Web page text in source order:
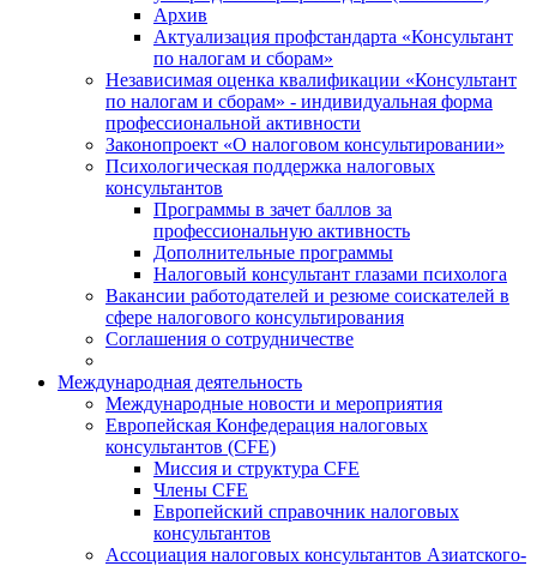
Архив
Актуализация профстандарта «Консультант
по налогам и сборам»
Независимая оценка квалификации «Консультант
по налогам и сборам» - индивидуальная форма
профессиональной активности
Законопроект «О налоговом консультировании»
Психологическая поддержка налоговых
консультантов
Программы в зачет баллов за
профессиональную активность
Дополнительные программы
Налоговый консультант глазами психолога
Вакансии работодателей и резюме соискателей в
сфере налогового консультирования
Соглашения о сотрудничестве
Международная деятельность
Международные новости и мероприятия
Европейская Конфедерация налоговых
консультантов (CFE)
Миссия и структура CFE
Члены CFE
Европейский справочник налоговых
консультантов
Ассоциация налоговых консультантов Азиатского-